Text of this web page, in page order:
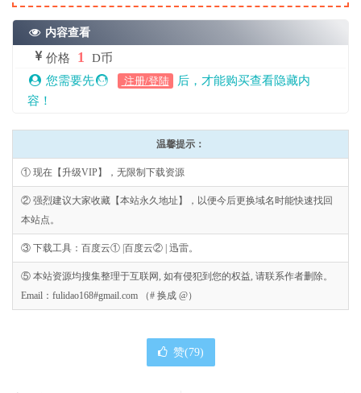
内容查看
价格 1
D币
您需要先
注册/登陆
后，才能购买查看隐藏内
容！
温馨提示：
① 现在【升级VIP】，无限制下载资源
② 强烈建议大家收藏【本站永久地址】，以便今后更换域名时能快速找回
本站点。
③ 下载工具：百度云① |百度云② | 迅雷。
⑤ 本站资源均搜集整理于互联网, 如有侵犯到您的权益, 请联系作者删除。
Email：fulidao168#gmail.com （# 换成 @）
赞(79)